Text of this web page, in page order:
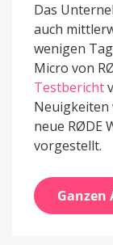
Das
auch
wenigen
Micro von
Testbericht
Neuigkeiten
neue RØDE
vorgestellt.
Ganzen